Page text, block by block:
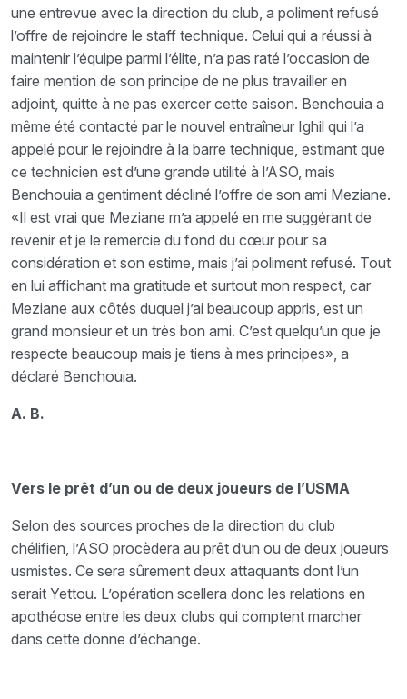
une entrevue avec la direction du club, a poliment refusé
l’offre de rejoindre le staff technique. Celui qui a réussi à
maintenir l’équipe parmi l’élite, n’a pas raté l’occasion de
faire mention de son principe de ne plus travailler en
adjoint, quitte à ne pas exercer cette saison. Benchouia a
même été contacté par le nouvel entraîneur Ighil qui l’a
appelé pour le rejoindre à la barre technique, estimant que
ce technicien est d’une grande utilité à l’ASO, mais
Benchouia a gentiment décliné l’offre de son ami Meziane.
«Il est vrai que Meziane m’a appelé en me suggérant de
revenir et je le remercie du fond du cœur pour sa
considération et son estime, mais j’ai poliment refusé. Tout
en lui affichant ma gratitude et surtout mon respect, car
Meziane aux côtés duquel j’ai beaucoup appris, est un
grand monsieur et un très bon ami. C’est quelqu’un que je
respecte beaucoup mais je tiens à mes principes», a
déclaré Benchouia.
A. B.
Vers le prêt d’un ou de deux joueurs de l’USMA
Selon des sources proches de la direction du club
chélifien, l’ASO procèdera au prêt d’un ou de deux joueurs
usmistes. Ce sera sûrement deux attaquants dont l’un
serait Yettou. L’opération scellera donc les relations en
apothéose entre les deux clubs qui comptent marcher
dans cette donne d’échange.